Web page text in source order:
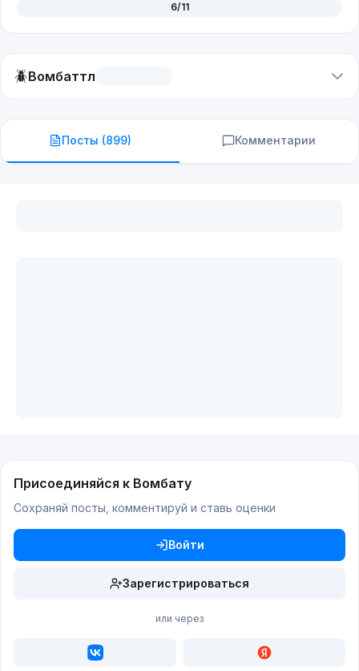
6/11
🪲Вомбаттл
Посты (899) Комментарии
Присоединяйся к Вомбату
Сохраняй посты, комментируй и ставь оценки
Войти
Зарегистрироваться
или через